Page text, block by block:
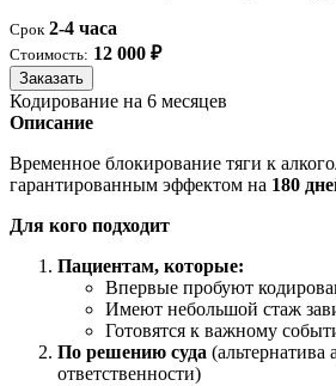
Срок 2-4 часа
Стоимость: 12 000 ₽
Заказать
Кодирование на 6 месяцев
Описание
Временное блокирование тяги к
гарантированным эффектом на 180
Для кого подходит
Пациентам, которые:
Впервые пробуют
Имеют небольшой стаж
Готовятся к важному
По решению суда
ответственности)